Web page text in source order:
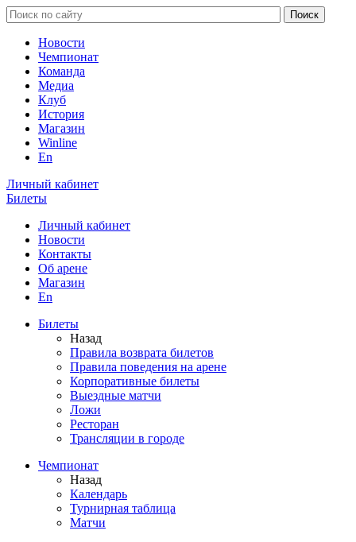
Новости
Чемпионат
Команда
Медиа
Клуб
История
Магазин
Winline
En
Личный кабинет
Билеты
Личный кабинет
Новости
Контакты
Об арене
Магазин
En
Билеты
Назад
Правила возврата билетов
Правила поведения на арене
Корпоративные билеты
Выездные матчи
Ложи
Ресторан
Трансляции в городе
Чемпионат
Назад
Календарь
Турнирная таблица
Матчи